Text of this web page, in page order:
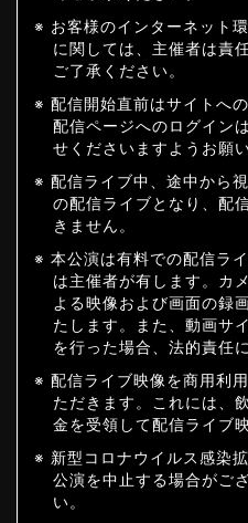
※ お客様のインターネット
に関しては、主催者は責
ご了承ください。
※ 配信開始直前はサイトへ
配信ページへのログイン
せくださいますようお願
※ 配信ライブ中、途中から
の配信ライブとなり、配
きません。
※ 本公演は有料での配信ラ
は主催者が有します。カ
よる映像および画面の録
たします。また、動画サ
を行った場合、法的責任
※ 配信ライブ映像を商用利
ただきます。これには、
金を受領して配信ライブ
※ 新型コロナウイルス感染
公演を中止する場合がご
い。